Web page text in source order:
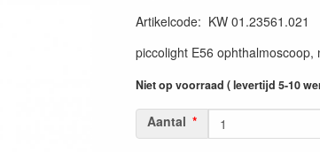
Artikelcode: KW 01.23561.021
piccolight E56 ophthalmoscoop,
Niet op voorraad ( levertijd 5-10
Aantal